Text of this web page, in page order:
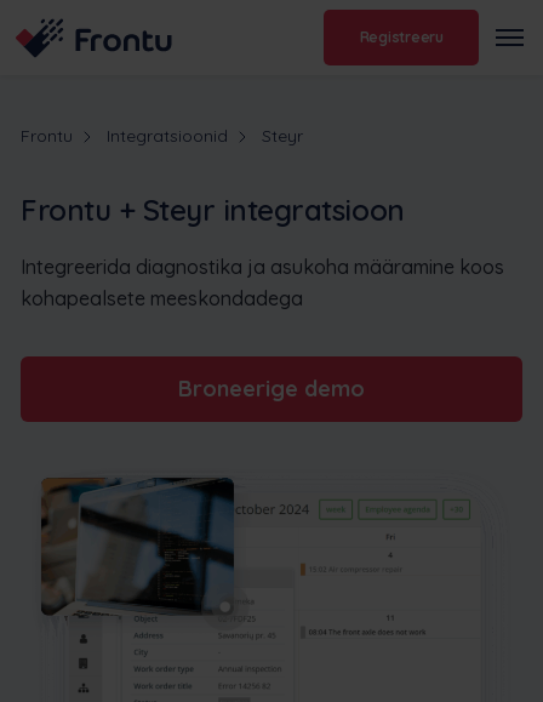
Registreeru
Frontu Integratsioonid Steyr
Frontu + Steyr integratsioon
Integreerida diagnostika ja asukoha määramine koos
kohapealsete meeskondadega
Broneerige demo